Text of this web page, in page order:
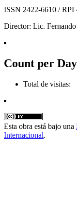
ISSN 2422-6610 / RPI
Director: Lic.
Count per Day
Total de visitas:
Esta obra está bajo una
Internacional.